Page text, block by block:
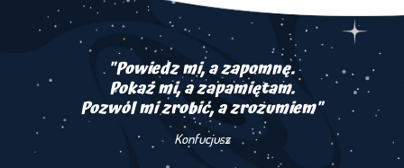
"Powiedz mi, a zapomnę.
Pokaż mi, a zapamiętam.
Pozwól mi zrobić, a zrozumiem"
Konfucjusz